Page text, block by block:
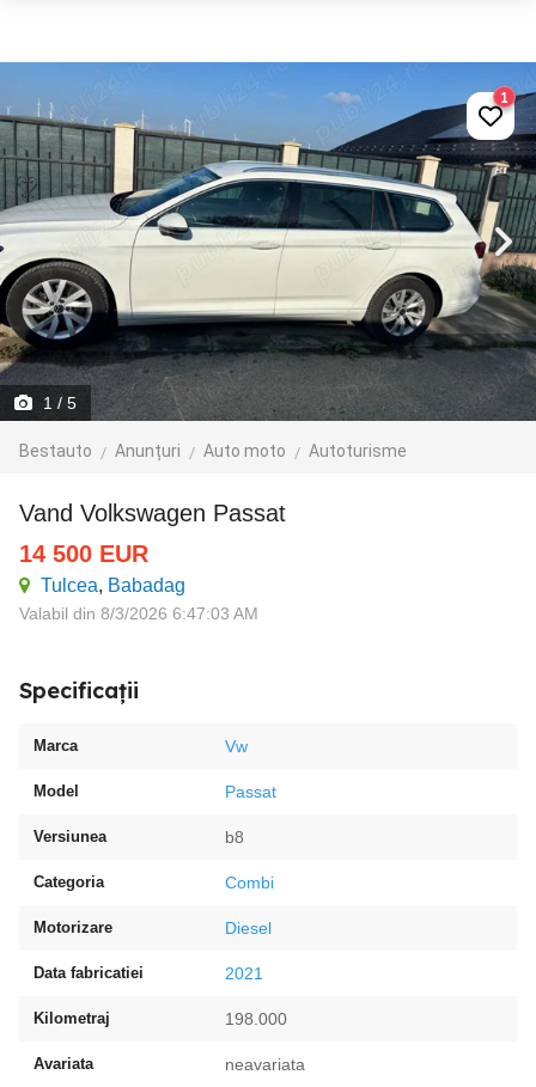
1 / 5
Bestauto Anunțuri Auto moto Autoturisme
1
Vand Volkswagen Passat
14 500 EUR
Tulcea, Babadag
Valabil din 8/3/2026 6:47:03 AM
Specificații
Marca Vw
Model Passat
Versiunea b8
Categoria Combi
Motorizare Diesel
Data fabricatiei 2021
Kilometraj 198.000
Avariata neavariata